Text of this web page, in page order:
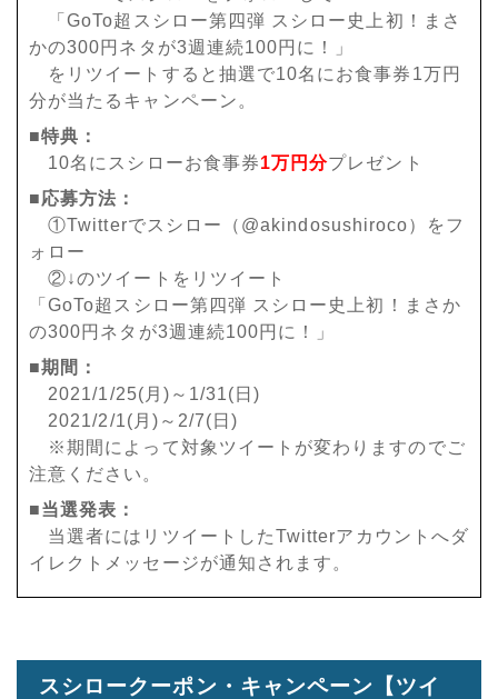
「GoTo超スシロー第四弾 スシロー史上初！まさ
かの300円ネタが3週連続100円に！」
をリツイートすると抽選で10名にお食事券1万円
分が当たるキャンペーン。
■特典：
10名にスシローお食事券1万円分プレゼント
■応募方法：
①Twitterでスシロー（@akindosushiroco）をフ
ォロー
②↓のツイートをリツイート
「GoTo超スシロー第四弾 スシロー史上初！まさか
の300円ネタが3週連続100円に！」
■期間：
2021/1/25(月)～1/31(日)
2021/2/1(月)～2/7(日)
※期間によって対象ツイートが変わりますのでご
注意ください。
■当選発表：
当選者にはリツイートしたTwitterアカウントへダ
イレクトメッセージが通知されます。
スシロークーポン・キャンペーン【ツイ